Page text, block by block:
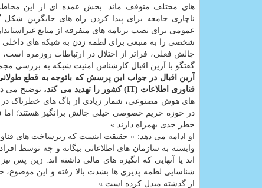
های مختلف متوقف ماند. بخش عمده ای از این
ناچاری جامعه برای پیدا کردن راه های جایگزین شکل
عمومی برای نصب برنامه های متفرقه از منابع
شخصی را به منبعی برای لطمه زدن به شبکه های داخلی
چالش فعلی، فراتر از اختلال در ارتباطات روزمره
گفتگو با آرین اقبال کارشناس امنیت شبکه به بررسی
آرین اقبال در جواب این پرسش که باتوجه به قطع
فناوری اطلاعات (IT) کشور را تهدید می کند،
توضیح می
در حوزه حریم خصوصی خیلی چالش برانگیز هستند؛ اما
خطر جدی بهمراه دارند.»
او ادامه می دهد: « حقیقت اینست که زیرساخت های
وابسته به سازمان های اطلاعاتی بیگانه و چه توسط
اند یا آنهایی که انگیزه های مالی داشته اند. زین
شناسایی لطمه پذیری ها بشدت بالا رفته و این موضوع،
از گذشته مبدل کرده است.»